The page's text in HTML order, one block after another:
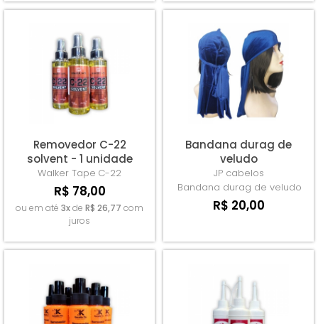
Removedor C-22
solvent - 1 unidade
Walker Tape C-22
R$ 78,00
ou em até 3xde R$ 26,77 com
juros
Bandana durag de
veludo
JP cabelos
Bandana durag de veludo
R$ 20,00